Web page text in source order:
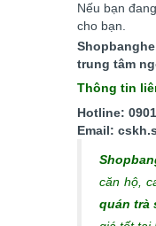
Nếu bạn
cho bạn.
trung tâm
Thông tin
Hotline:
Email:
căn hộ,
quán trà